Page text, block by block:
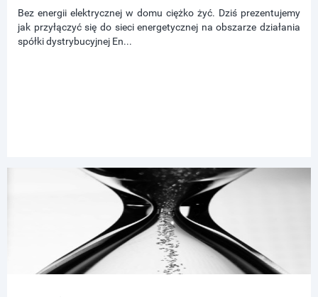
Bez energii elektrycznej w domu ciężko żyć. Dziś prezentujemy
jak przyłączyć się do sieci energetycznej na obszarze działania
spółki dystrybucyjnej En...